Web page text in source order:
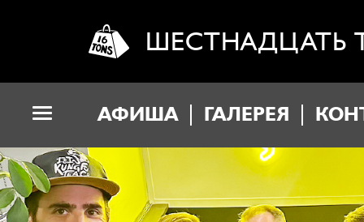
ШЕСТНАДЦАТЬ
АФИША ГАЛЕРЕЯ